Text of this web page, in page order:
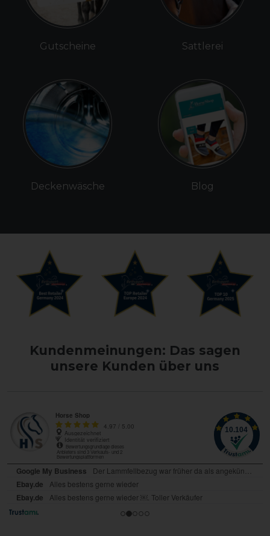
Gutscheine
Deckenwäsche
Sattlerei
Blog
Kundenmeinungen: Das sagen
unsere Kunden über uns